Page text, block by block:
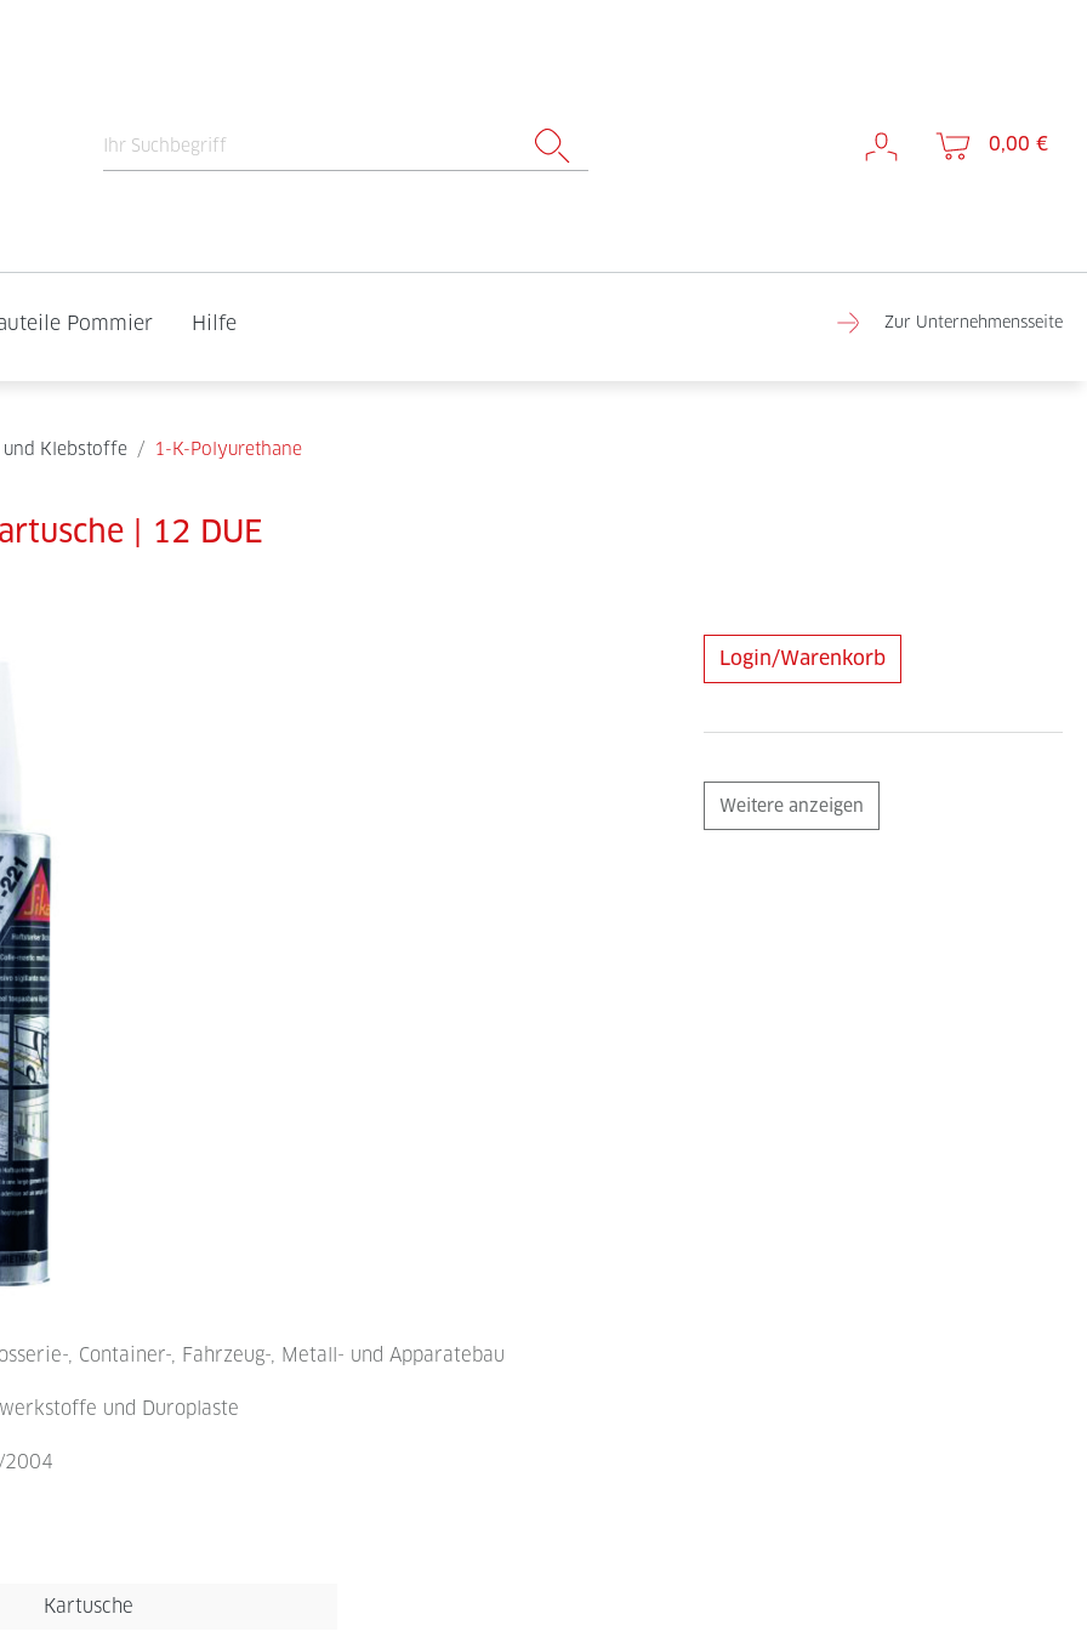
0,00 €
Pommier Hilfe Zur Unternehmensseite
und Klebstoffe / 1-K-Polyurethane
| 12 DUE
, Container-, Fahrzeug-, Metall- und Apparatebau
und Duroplaste
2004
Kartusche
Login/Warenkorb
Weitere anzeigen